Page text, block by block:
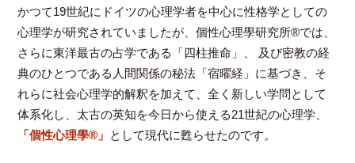
かつて19世紀にドイツの心理学者を中心に性格学としての
心理学が研究されていましたが、個性心理學研究所®では、
さらに東洋最古の占学である「四柱推命」、 及び密教の経
典のひとつである人間関係の秘法「宿曜経」に基づき、そ
れらに社会心理学的解釈を加えて、全く新しい学問として
体系化し、太古の英知を今日から使える21世紀の心理学、
「個性心理學®」 として現代に甦らせたのです。